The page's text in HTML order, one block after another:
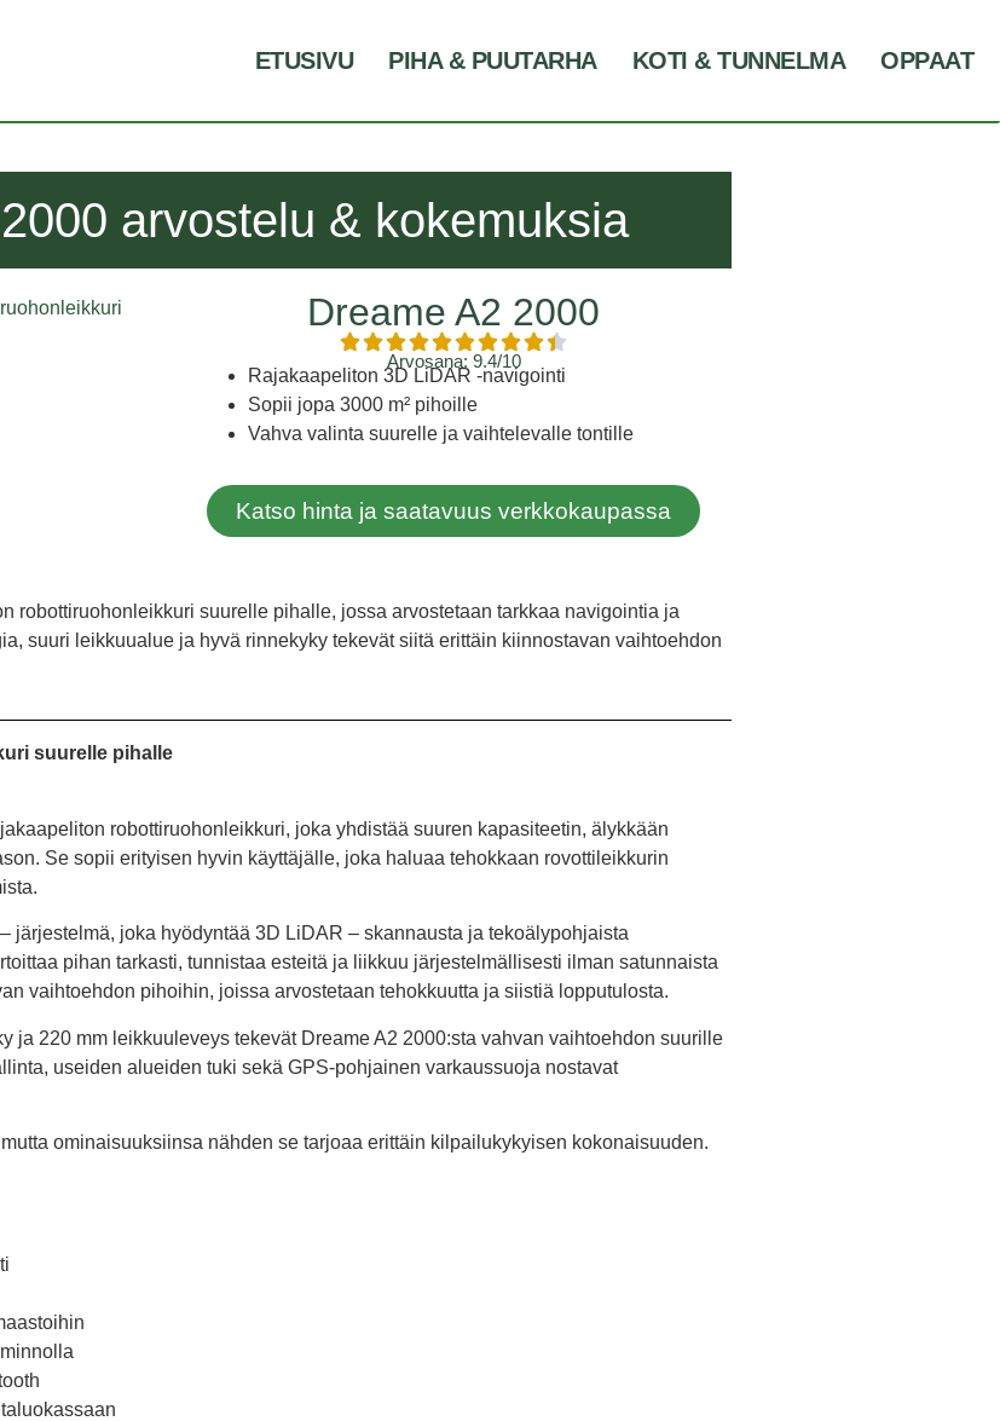
ETUSIVU PIHA & PUUTARHA KOTI & TUNNELMA OPPAAT
arvostelu & kokemuksia
Dreame A2 2000
Arvosana: 9.4/10
Rajakaapeliton 3D LiDAR -navigointi
Sopii jopa 3000 m² pihoille
Vahva valinta suurelle ja vaihtelevalle tontille
Katso hinta ja saatavuus verkkokaupassa
robottiruohonleikkuri suurelle pihalle, jossa arvostetaan tarkkaa navigointia ja
suuri leikkuualue ja hyvä rinnekyky tekevät siitä erittäin kiinnostavan vaihtoehdon
suurelle pihalle
robottiruohonleikkuri, joka yhdistää suuren kapasiteetin, älykkään
Se sopii erityisen hyvin käyttäjälle, joka haluaa tehokkaan rovottileikkurin
järjestelmä, joka hyödyntää 3D LiDAR – skannausta ja tekoälypohjaista
pihan tarkasti, tunnistaa esteitä ja liikkuu järjestelmällisesti ilman satunnaista
vaihtoehdon pihoihin, joissa arvostetaan tehokkuutta ja siistiä lopputulosta.
ja 220 mm leikkuuleveys tekevät Dreame A2 2000:sta vahvan vaihtoehdon suurille
useiden alueiden tuki sekä GPS-pohjainen varkaussuoja nostavat
ominaisuuksiinsa nähden se tarjoaa erittäin kilpailukykyisen kokonaisuuden.